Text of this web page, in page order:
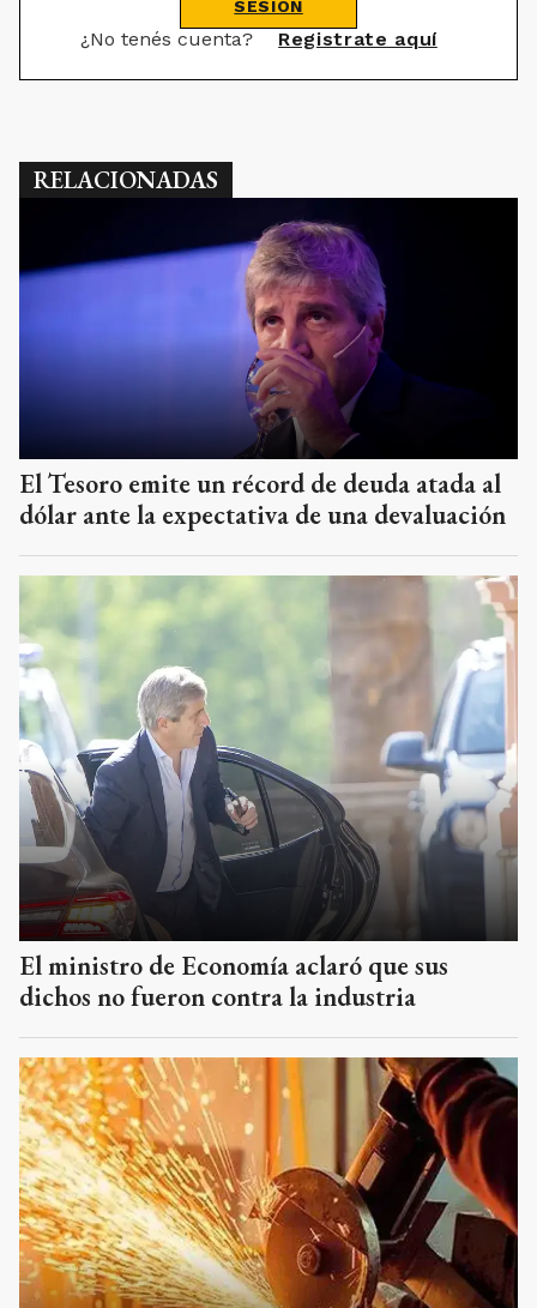
SESIÓN
¿No tenés cuenta? Registrate aquí
RELACIONADAS
El Tesoro emite un récord de deuda atada al
dólar ante la expectativa de una devaluación
El ministro de Economía aclaró que sus
dichos no fueron contra la industria